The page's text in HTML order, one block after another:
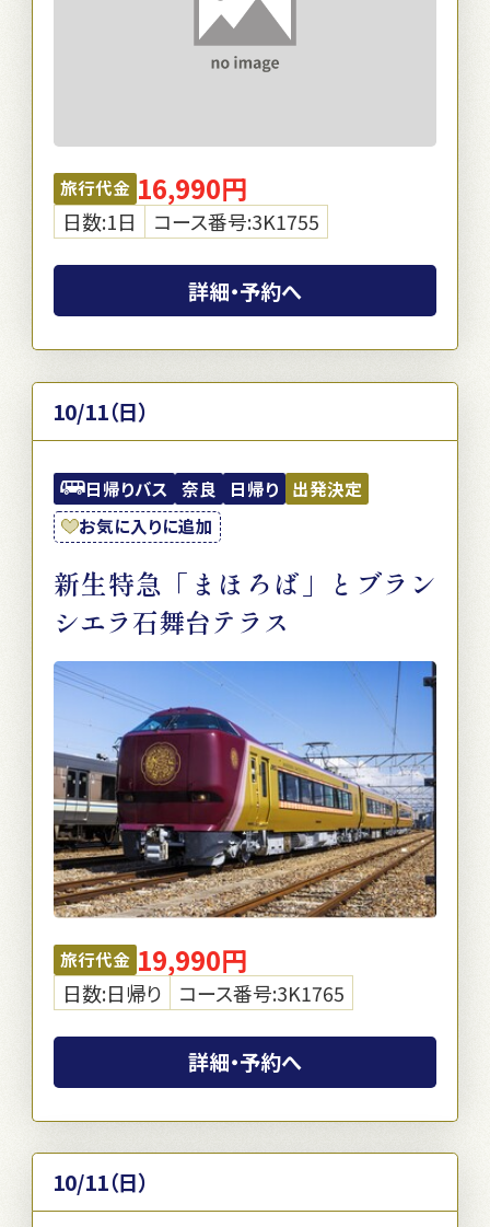
旅行代金 16,990円
日数:1日 コース番号:3K1755
詳細・予約へ
10/11（日）
日帰りバス 奈良 日帰り
出発決定
お気に入りに追加
新生特急「まほろば」とブラン
シエラ石舞台テラス
旅行代金 19,990円
日数:日帰り コース番号:3K1765
詳細・予約へ
10/11（日）